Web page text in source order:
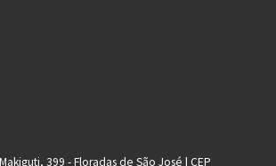
399 - Floradas de São José | CEP